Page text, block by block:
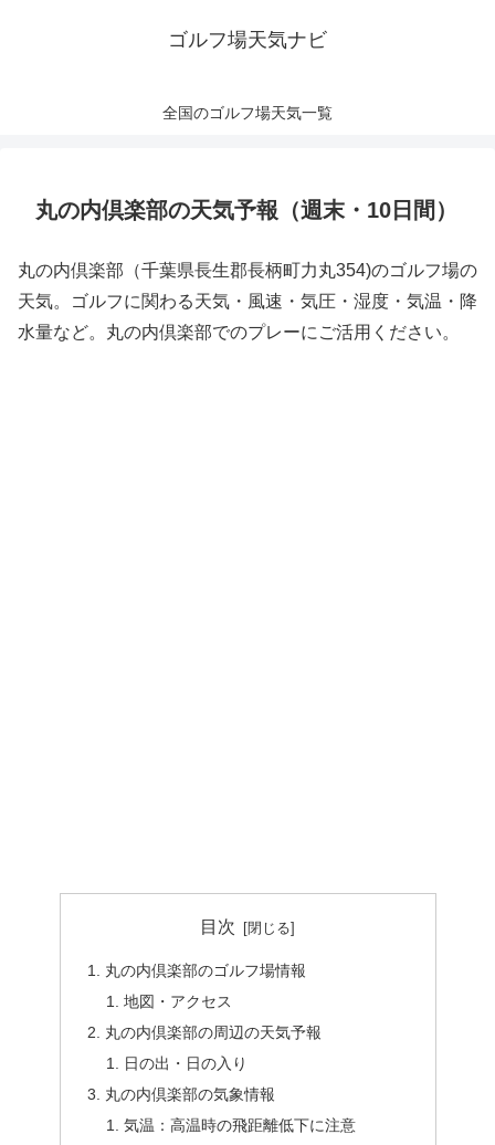
ゴルフ場天気ナビ
全国のゴルフ場天気一覧
丸の内倶楽部の天気予報（週末・10日間）
丸の内倶楽部（千葉県長生郡長柄町力丸354)のゴルフ場の
天気。ゴルフに関わる天気・風速・気圧・湿度・気温・降
水量など。丸の内倶楽部でのプレーにご活用ください。
目次
丸の内倶楽部のゴルフ場情報
地図・アクセス
丸の内倶楽部の周辺の天気予報
日の出・日の入り
丸の内倶楽部の気象情報
気温：高温時の飛距離低下に注意